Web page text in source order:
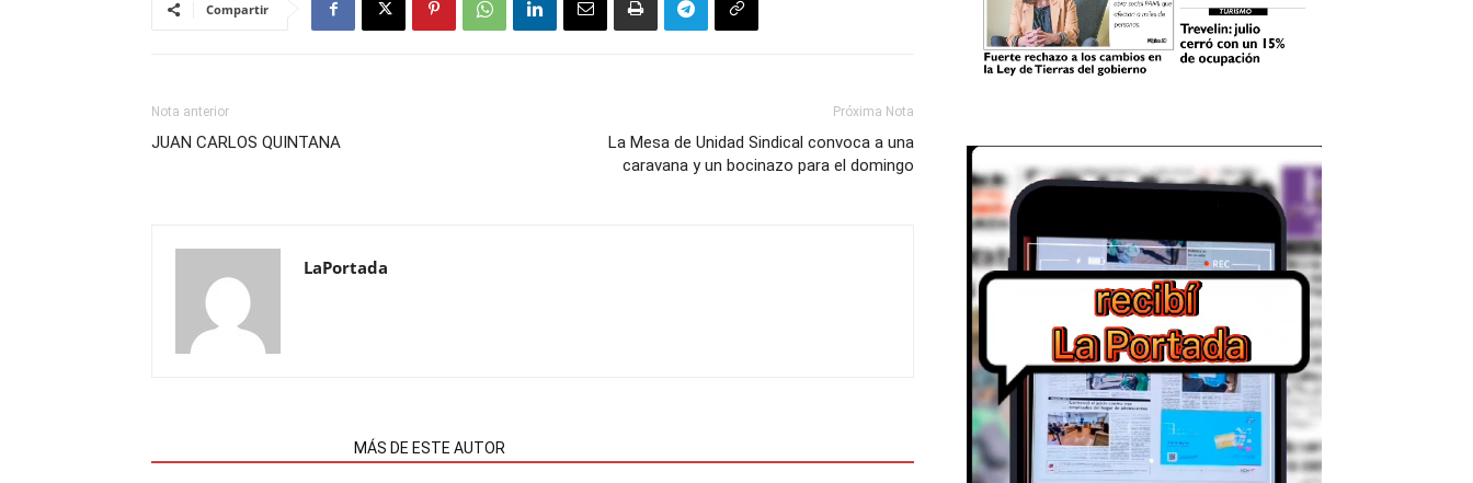
Compartir
Nota anterior
JUAN CARLOS QUINTANA
Próxima Nota
La Mesa de Unidad Sindical convoca a una
caravana y un bocinazo para el domingo
LaPortada
MÁS DE ESTE AUTOR